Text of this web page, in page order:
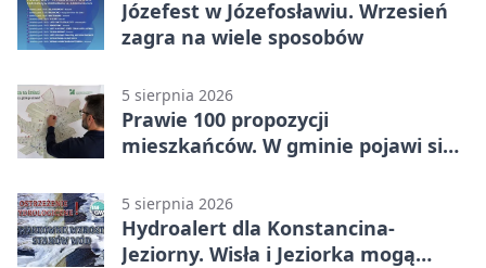
Józefest w Józefosławiu. Wrzesień
zagra na wiele sposobów
5 sierpnia 2026
Prawie 100 propozycji
mieszkańców. W gminie pojawi się
5 sierpnia 2026
Hydroalert dla Konstancina-
Jeziorny. Wisła i Jeziorka mogą